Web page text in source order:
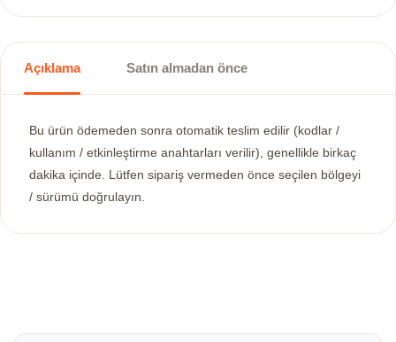
Açıklama Satın almadan önce
Bu ürün ödemeden sonra otomatik teslim edilir (kodlar /
kullanım / etkinleştirme anahtarları verilir), genellikle birkaç
dakika içinde. Lütfen sipariş vermeden önce seçilen bölgeyi
/ sürümü doğrulayın.